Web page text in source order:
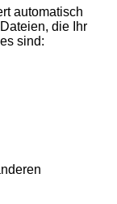
automatisch
die Ihr
sind: